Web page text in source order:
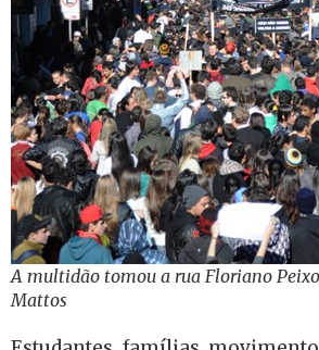
A multidão tomou a rua Floriano
Mattos